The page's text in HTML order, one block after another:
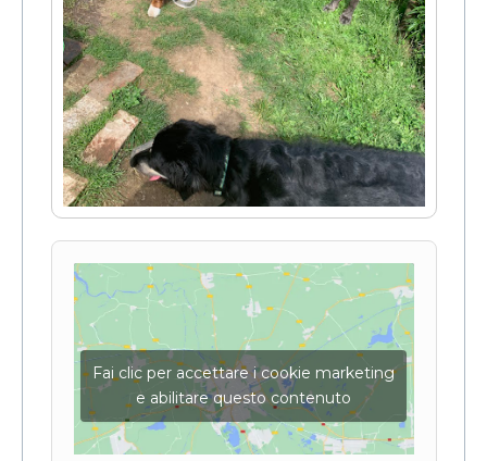
Fai clic per accettare i cookie marketing
e abilitare questo contenuto